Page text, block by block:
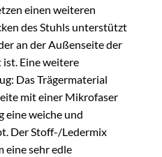
einen weiteren
des Stuhls unterstützt
an der Außenseite der
ist. Eine weitere
Das Trägermaterial
mit einer Mikrofaser
eine weiche und
Der Stoff-/Ledermix
eine sehr edle